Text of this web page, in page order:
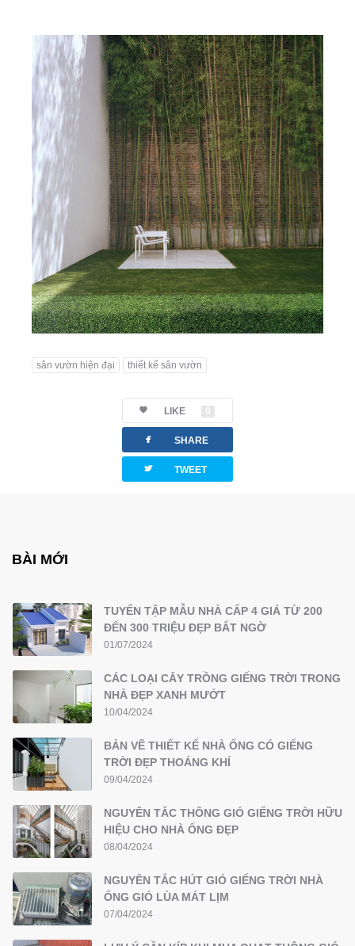
sân vườn hiện đại thiết kế sân vườn
LIKE 0
facebook SHARE
twitterbird TWEET
BÀI MỚI
TUYỂN TẬP MẪU NHÀ CẤP 4 GIÁ TỪ 200
ĐẾN 300 TRIỆU ĐẸP BẤT NGỜ
01/07/2024
CÁC LOẠI CÂY TRỒNG GIẾNG TRỜI TRONG
NHÀ ĐẸP XANH MƯỚT
10/04/2024
BẢN VẼ THIẾT KẾ NHÀ ỐNG CÓ GIẾNG
TRỜI ĐẸP THOÁNG KHÍ
09/04/2024
NGUYÊN TẮC THÔNG GIÓ GIẾNG TRỜI HỮU
HIỆU CHO NHÀ ỐNG ĐẸP
08/04/2024
NGUYÊN TẮC HÚT GIÓ GIẾNG TRỜI NHÀ
ỐNG GIÓ LÙA MÁT LỊM
07/04/2024